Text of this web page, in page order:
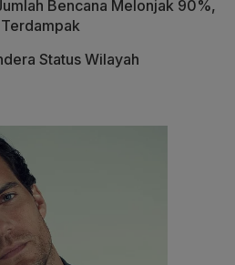
Bencana Melonjak 90%,
Status Wilayah